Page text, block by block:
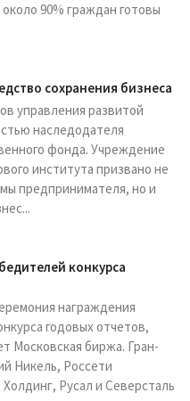
90% граждан готовы
сохранения бизнеса
управления развитой
наследодателя
фонда. Учреждение
института призвано не
предпринимателя, но и
конкурса
награждения
годовых отчетов,
Московская биржа. Гран-
Никель, Россети
Русал и Северсталь